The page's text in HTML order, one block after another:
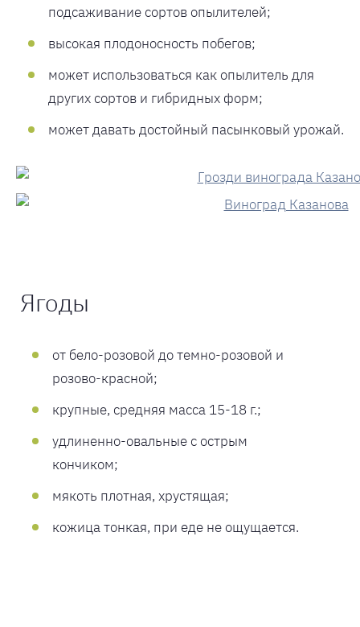
подсаживание сортов опылителей;
высокая плодоносность побегов;
может использоваться как опылитель для
других сортов и гибридных форм;
может давать достойный пасынковый урожай.
Ягоды
от бело-розовой до темно-розовой и
розово-красной;
крупные, средняя масса 15-18 г.;
удлиненно-овальные с острым
кончиком;
мякоть плотная, хрустящая;
кожица тонкая, при еде не ощущается.